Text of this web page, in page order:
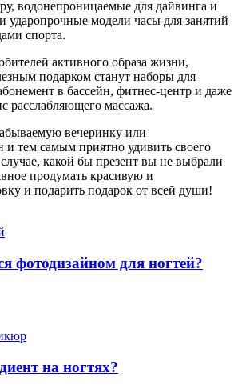
водонепроницаемые для дайвинга и
ударопрочные модели часы для занятий
спорта.
активного образа жизни,
подарком станут наборы для
в бассейн, фитнес-центр и даже
расслабляющего массажа.
вечеринку или
тем самым приятно удивить своего
какой бы презент вы не выбрали
продумать красивую и
и подарить подарок от всей души!
фотодизайном для ногтей?
на ногтях?